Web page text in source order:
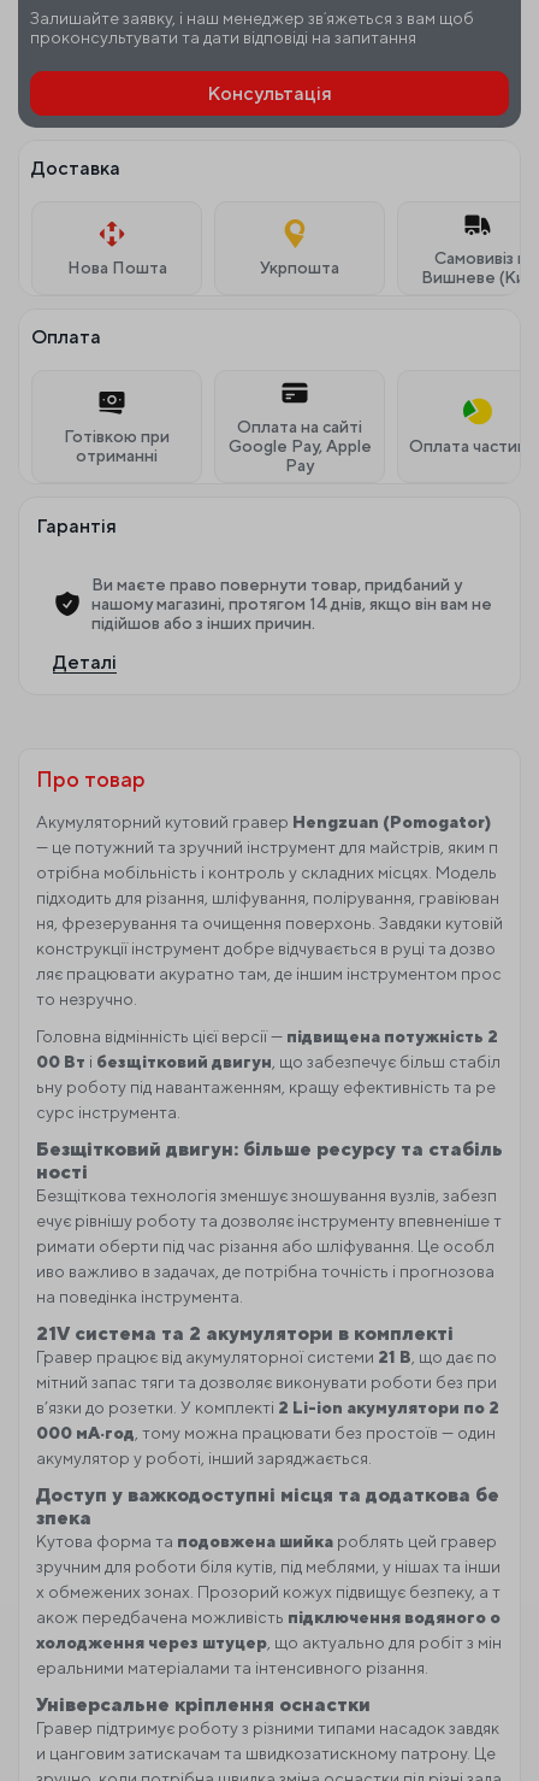
Залишайте заявку, і наш менеджер звʼяжеться з вам щоб
проконсультувати та дати відповіді на запитання
Консультація
Доставка
Нова Пошта Укрпошта
Самовивіз м.
Вишневе
Оплата
Готівкою при
отриманні
Оплата на сайті
Google Pay, Apple
Pay
Оплата
Гарантія
Ви маєте право повернути товар, придбаний у
нашому магазині, протягом 14 днів, якщо він вам не
підійшов або з інших причин.
Деталі
Про товар
Акумуляторний кутовий гравер Hengzuan (Pomogator)
— це потужний та зручний інструмент для майстрів, яким п
отрібна мобільність і контроль у складних місцях. Модель
підходить для різання, шліфування, полірування, гравіюван
ня, фрезерування та очищення поверхонь. Завдяки кутовій
конструкції інструмент добре відчувається в руці та дозво
ляє працювати акуратно там, де іншим інструментом прос
то незручно.
Головна відмінність цієї версії — підвищена потужність 2
00 Вт і безщітковий двигун , що забезпечує більш стабіл
ьну роботу під навантаженням, кращу ефективність та ре
сурс інструмента.
Безщітковий двигун: більше ресурсу та стабіль
ності
Безщіткова технологія зменшує зношування вузлів, забезп
ечує рівнішу роботу та дозволяє інструменту впевненіше т
римати оберти під час різання або шліфування. Це особл
иво важливо в задачах, де потрібна точність і прогнозова
на поведінка інструмента.
21V система та 2 акумулятори в комплекті
Гравер працює від акумуляторної системи 21 В , що дає по
мітний запас тяги та дозволяє виконувати роботи без при
в’язки до розетки. У комплекті 2 Li-ion акумулятори по 2
000 мА·год , тому можна працювати без простоїв — один
акумулятор у роботі, інший заряджається.
Доступ у важкодоступні місця та додаткова бе
зпека
Кутова форма та подовжена шийка роблять цей гравер
зручним для роботи біля кутів, під меблями, у нішах та інши
х обмежених зонах. Прозорий кожух підвищує безпеку, а т
акож передбачена можливість підключення водяного о
холодження через штуцер , що актуально для робіт з мін
еральними матеріалами та інтенсивного різання.
Універсальне кріплення оснастки
Гравер підтримує роботу з різними типами насадок завдяк
и цанговим затискачам та швидкозатискному патрону. Це